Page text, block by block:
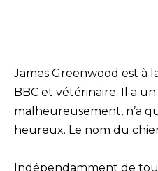
James Greenwood est à
BBC et vétérinaire. Il a
malheureusement, n’a
heureux. Le nom du
Indépendamment de